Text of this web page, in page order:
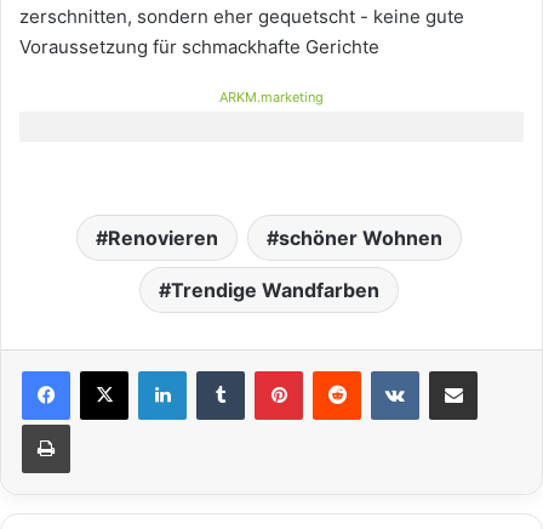
zerschnitten, sondern eher gequetscht - keine gute
Voraussetzung für schmackhafte Gerichte
ARKM.marketing
Renovieren schöner Wohnen
Trendige Wandfarben